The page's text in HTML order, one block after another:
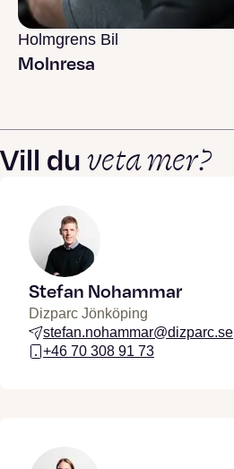
Holmgrens Bil
Molnresa
Vill duveta mer?
Stefan Nohammar
Dizparc Jönköping
stefan.nohammar@dizparc.se
+46 70 308 91 73